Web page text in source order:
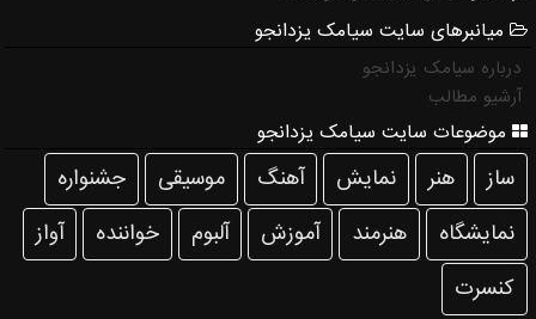
میانبرهای سایت سیامک یزدانجو
درباره سیامک یزدانجو
آرشیو مطالب
موضوعات سایت سیامک یزدانجو
ساز هنر نمایش آهنگ موسیقی
جشنواره
نمایشگاه
هنرمند آموزش آلبوم خواننده
آواز
كنسرت